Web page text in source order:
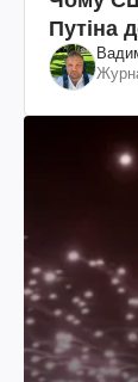
Путіна